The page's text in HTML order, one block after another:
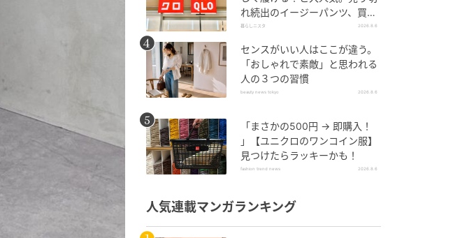
れ続出のイージーパンツ、買っ
てみた！
暮らしニスタ 2026.8.6
センスがいい人はここが違う。
「おしゃれで素敵」と思われる
人の３つの習慣
beauty news tokyo 2026.8.6
「まさかの500円 → 即購入！
」【ユニクロのワンコイン服】
見つけたらラッキーかも！
fashion trend news 2026.8.6
人気連載マンガランキング